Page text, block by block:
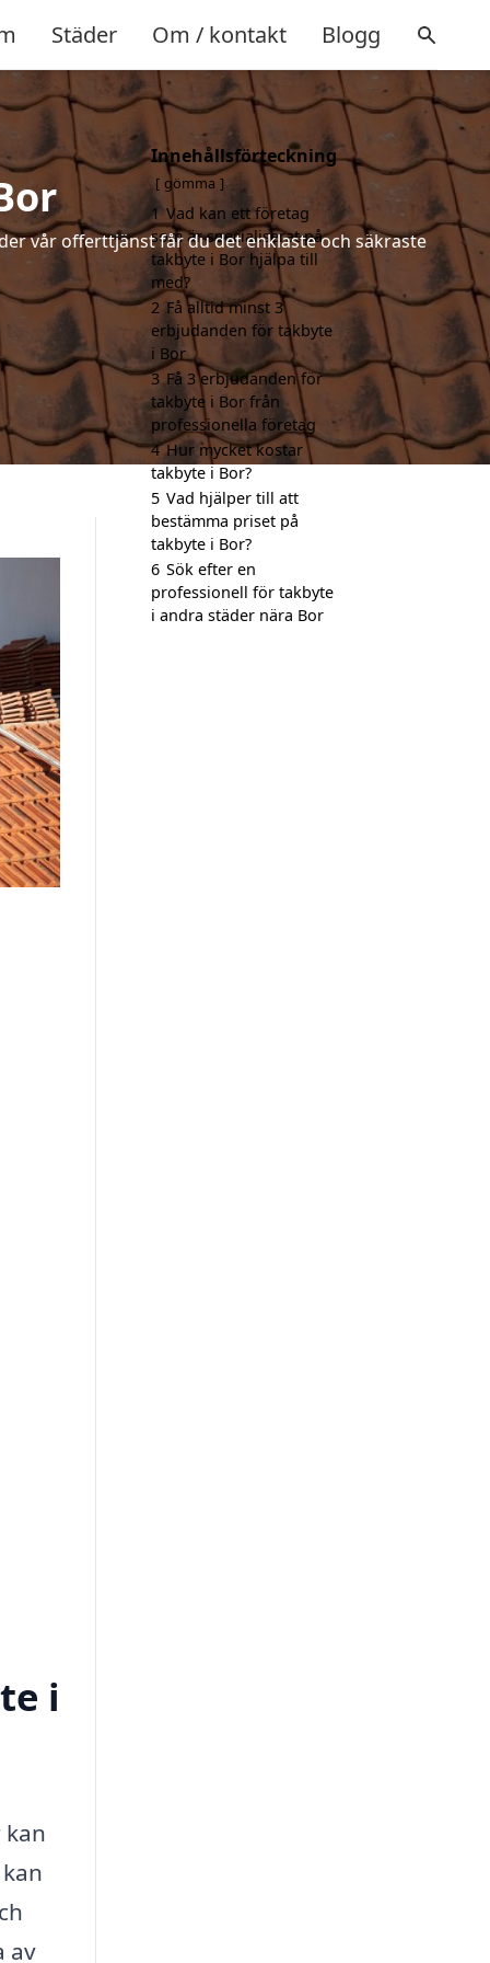
Städer Om / kontakt Blogg
vår offerttjänst får du det enklaste och säkraste
i
av
Innehållsförteckning
gömma
1 Vad kan ett företag
som är specialiserat på
takbyte i Bor hjälpa till
med?
2 Få alltid minst 3
erbjudanden för takbyte
i Bor
3 Få 3 erbjudanden för
takbyte i Bor från
professionella företag
4 Hur mycket kostar
takbyte i Bor?
5 Vad hjälper till att
bestämma priset på
takbyte i Bor?
6 Sök efter en
professionell för takbyte
i andra städer nära Bor